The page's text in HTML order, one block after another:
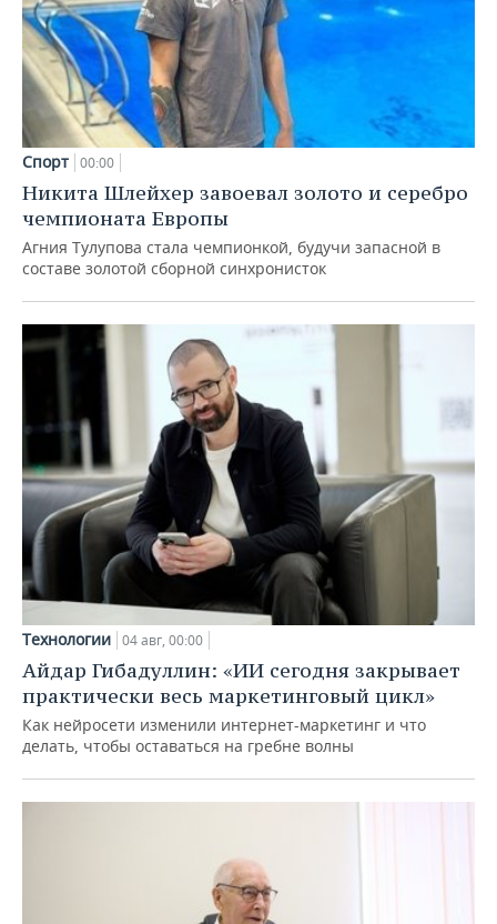
Спорт 00:00
Никита Шлейхер завоевал золото и серебро
чемпионата Европы
Агния Тулупова стала чемпионкой, будучи запасной в
составе золотой сборной синхронисток
Технологии 04 авг, 00:00
Айдар Гибадуллин: «ИИ сегодня закрывает
практически весь маркетинговый цикл»
Как нейросети изменили интернет-маркетинг и что
делать, чтобы оставаться на гребне волны